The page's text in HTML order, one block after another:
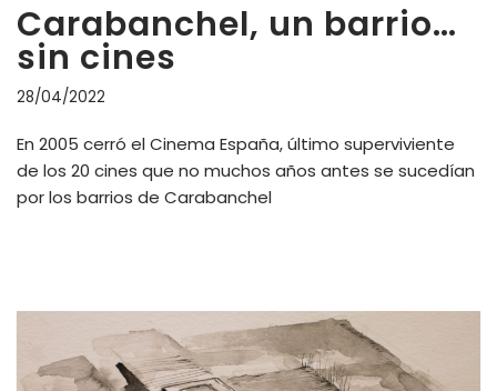
Carabanchel, un barrio…
sin cines
28/04/2022
En 2005 cerró el Cinema España, último superviviente
de los 20 cines que no muchos años antes se sucedían
por los barrios de Carabanchel